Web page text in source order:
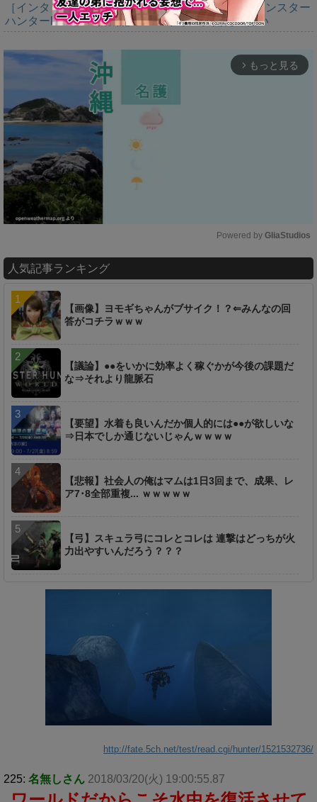
［インタビュー］距離を超えて，一緒に狩る。「モンスター
ハンターNow」の新機能 フレンドリンク開発の狙い
arrow_forward_ios もっと見る
u
e
Powered by GliaStudios
人気記事ランキング
【画像】ヨモギちゃんがブサイク！？⇐みんなの回
答がコチラｗｗｗ
【議論】●●をいかに効率よく稼ぐかが今後の課題だ
な⇒それより龍脈石
【要望】水着も良いんだか個人的には●●が欲しいな
⇒日本でしか通じないじゃんｗｗｗｗ
【悲報】社会人の俺はマムは1日3回まで、成果、レ
ア7･8全部重複... ｗｗｗｗｗ
【弓】スキュラ弓にコレとコレは 連撃はどっちが火
力出やすいんだろう？？？
http://fate.5ch.net/test/read.cgi/hunter/1521532736/
225: 名無しさん 2018/03/20(火) 19:00:55.87